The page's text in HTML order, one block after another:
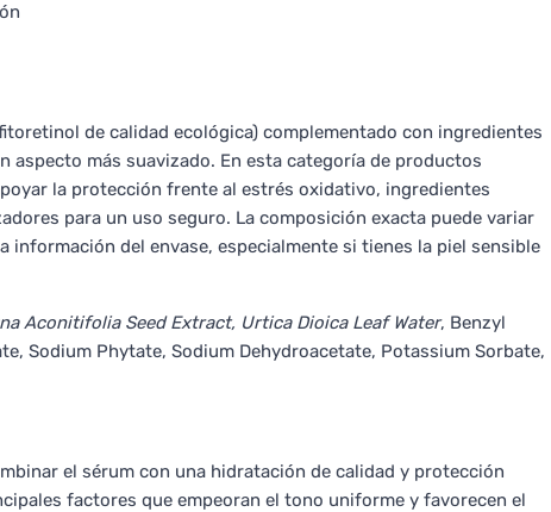
de calidad ecológica) complementado con ingredientes
más suavizado. En esta categoría de productos
la protección frente al estrés oxidativo, ingredientes
para un uso seguro. La composición exacta puede variar
del envase, especialmente si tienes la piel sensible
Aconitifolia Seed Extract, Urtica Dioica Leaf Water, Benzyl
Sodium Phytate, Sodium Dehydroacetate, Potassium Sorbate,
el sérum con una hidratación de calidad y protección
factores que empeoran el tono uniforme y favorecen el